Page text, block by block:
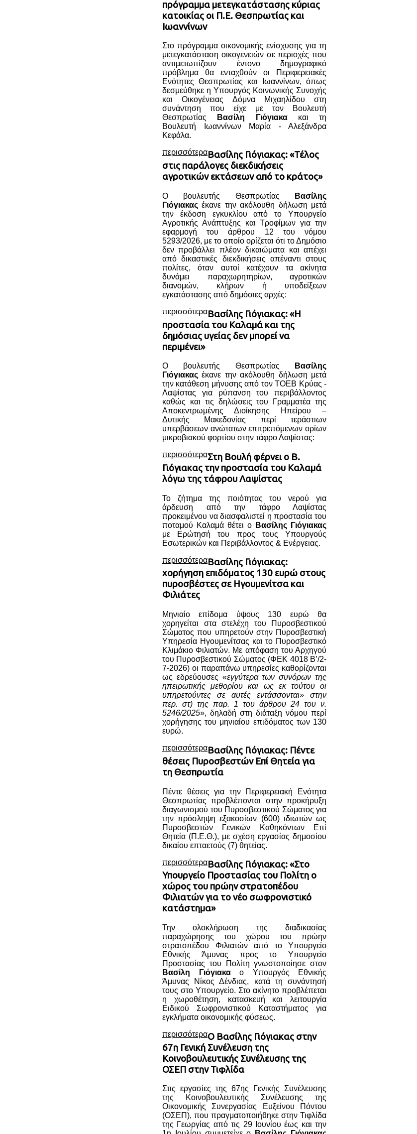
πρόγραμμα μετεγκατάστασης κύριας
κατοικίας οι Π.Ε. Θεσπρωτίας και
Ιωαννίνων
Στο πρόγραμμα οικονομικής ενίσχυσης για τη
μετεγκατάσταση οικογενειών σε περιοχές που
αντιμετωπίζουν έντονο δημογραφικό
πρόβλημα θα ενταχθούν οι Περιφερειακές
Ενότητες Θεσπρωτίας και Ιωαννίνων, όπως
δεσμεύθηκε η Υπουργός Κοινωνικής Συνοχής
και Οικογένειας Δόμνα Μιχαηλίδου στη
συνάντηση που είχε με τον Βουλευτή
Θεσπρωτίας
Βασίλη Γιόγιακακαι τη
Βουλευτή Ιωαννίνων Μαρία - Αλεξάνδρα
Κεφάλα.
περισσότεραΒασίλης Γιόγιακας: «Τέλος
στις παράλογες διεκδικήσεις
αγροτικών εκτάσεων από το κράτος»
Ο βουλευτής Θεσπρωτίας
Βασίλης
Γιόγιακας έκανε την ακόλουθη δήλωση μετά
την έκδοση εγκυκλίου από το Υπουργείο
Αγροτικής Ανάπτυξης και Τροφίμων για την
εφαρμογή του άρθρου 12 του νόμου
5293/2026, με το οποίο ορίζεται ότι το Δημόσιο
δεν προβάλλει πλέον δικαιώματα και απέχει
από δικαστικές διεκδικήσεις απέναντι στους
πολίτες, όταν αυτοί κατέχουν τα ακίνητα
δυνάμει παραχωρητηρίων, αγροτικών
διανομών, κλήρων ή υποδείξεων
εγκατάστασης από δημόσιες αρχές:
περισσότεραΒασίλης Γιόγιακας: «Η
προστασία του Καλαμά και της
δημόσιας υγείας δεν μπορεί να
περιμένει»
Ο βουλευτής Θεσπρωτίας
Βασίλης
Γιόγιακας έκανε την ακόλουθη δήλωση μετά
την κατάθεση μήνυσης από τον ΤΟΕΒ Κρύας -
Λαψίστας για ρύπανση του περιβάλλοντος
καθώς και τις δηλώσεις του Γραμματέα της
Αποκεντρωμένης Διοίκησης Ηπείρου –
Δυτικής Μακεδονίας περί τεράστιων
υπερβάσεων ανώτατων επιτρεπόμενων ορίων
μικροβιακού φορτίου στην τάφρο Λαψίστας:
περισσότεραΣτη Βουλή φέρνει ο Β.
Γιόγιακας την προστασία του Καλαμά
λόγω της τάφρου Λαψίστας
Το ζήτημα της ποιότητας του νερού για
άρδευση από την τάφρο Λαψίστας
προκειμένου να διασφαλιστεί η προστασία του
ποταμού Καλαμά θέτει ο Βασίλης Γιόγιακας
με Ερώτησή του προς τους Υπουργούς
Εσωτερικών και Περιβάλλοντος & Ενέργειας.
περισσότεραΒασίλης Γιόγιακας:
χορήγηση επιδόματος 130 ευρώ στους
πυροσβέστες σε Ηγουμενίτσα και
Φιλιάτες
Μηνιαίο επίδομα ύψους 130 ευρώ θα
χορηγείται στα στελέχη του Πυροσβεστικού
Σώματος που υπηρετούν στην Πυροσβεστική
Υπηρεσία Ηγουμενίτσας και το Πυροσβεστικό
Κλιμάκιο Φιλιατών. Με απόφαση του Αρχηγού
του Πυροσβεστικού Σώματος (ΦΕΚ 4018 Β’/2-
7-2026) οι παραπάνω υπηρεσίες καθορίζονται
ως εδρεύουσες «εγγύτερα των συνόρων της
ηπειρωτικής μεθορίου και ως εκ τούτου οι
υπηρετούντες σε αυτές εντάσσονται» στην
περ. στ) της παρ. 1 του άρθρου 24 του ν.
5246/2025», δηλαδή στη διάταξη νόμου περί
χορήγησης του μηνιαίου επιδόματος των 130
ευρώ.
περισσότεραΒασίλης Γιόγιακας: Πέντε
θέσεις Πυροσβεστών Επί Θητεία για
τη Θεσπρωτία
Πέντε θέσεις για την Περιφερειακή Ενότητα
Θεσπρωτίας προβλέπονται στην προκήρυξη
διαγωνισμού του Πυροσβεστικού Σώματος για
την πρόσληψη εξακοσίων (600) ιδιωτών ως
Πυροσβεστών Γενικών Καθηκόντων Επί
Θητεία (Π.Ε.Θ.), με σχέση εργασίας δημοσίου
δικαίου επταετούς (7) θητείας.
περισσότεραΒασίλης Γιόγιακας: «Στο
Υπουργείο Προστασίας του Πολίτη ο
χώρος του πρώην στρατοπέδου
Φιλιατών για το νέο σωφρονιστικό
κατάστημα»
Την ολοκλήρωση της διαδικασίας
παραχώρησης του χώρου του πρώην
στρατοπέδου Φιλιατών από το Υπουργείο
Εθνικής Άμυνας προς το Υπουργείο
Προστασίας του Πολίτη γνωστοποίησε στον
Βασίλη Γιόγιακαο Υπουργός Εθνικής
Άμυνας Νίκος Δένδιας, κατά τη συνάντησή
τους στο Υπουργείο. Στο ακίνητο προβλέπεται
η χωροθέτηση, κατασκευή και λειτουργία
Ειδικού Σωφρονιστικού Καταστήματος για
εγκλήματα οικονομικής φύσεως.
περισσότεραΟ Βασίλης Γιόγιακας στην
67η Γενική Συνέλευση της
Κοινοβουλευτικής Συνέλευσης της
ΟΣΕΠ στην Τιφλίδα
Στις εργασίες της 67ης Γενικής Συνέλευσης
της Κοινοβουλευτικής Συνέλευσης της
Οικονομικής Συνεργασίας Ευξείνου Πόντου
(ΟΣΕΠ), που πραγματοποιήθηκε στην Τιφλίδα
της Γεωργίας από τις 29 Ιουνίου έως και την